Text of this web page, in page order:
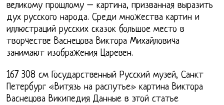
великому прошлому – картина, призванная выразить
дух русского народа. Среди множества картин и
иллюстраций русских сказок большое место в
творчестве Васнецова Виктора Михайловича
занимают изображения Царевен.
167 308 см Государственный Русский музей, Санкт
Петербург «Витязь на распутье» картина Виктора
Васнецова Википедия Данные в этой статье